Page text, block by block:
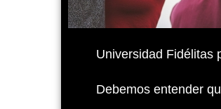
Universidad Fidélitas
Debemos entender